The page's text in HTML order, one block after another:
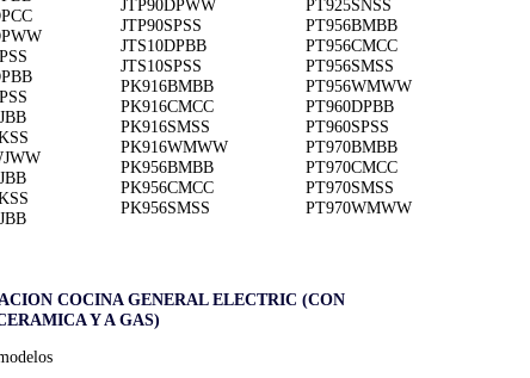
JTP90DPWW
JTP90SPSS
JTS10DPBB
JTS10SPSS
PK916BMBB
PK916CMCC
PK916SMSS
PK916WMWW
PK956BMBB
PK956CMCC
PK956SMSS
PT925SNSS
PT956BMBB
PT956CMCC
PT956SMSS
PT956WMWW
PT960DPBB
PT960SPSS
PT970BMBB
PT970CMCC
PT970SMSS
PT970WMWW
COCINA GENERAL ELECTRIC (CON
Y A GAS)